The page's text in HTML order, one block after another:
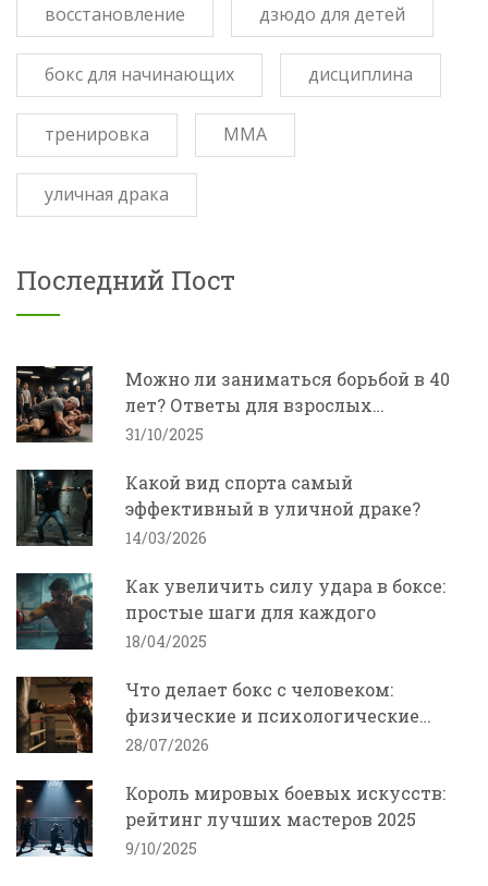
восстановление дзюдо для детей
бокс для начинающих дисциплина
тренировка ММА
уличная драка
Последний Пост
Можно ли заниматься борьбой в 40
лет? Ответы для взрослых
начинающих
31/10/2025
Какой вид спорта самый
эффективный в уличной драке?
14/03/2026
Как увеличить силу удара в боксе:
простые шаги для каждого
18/04/2025
Что делает бокс с человеком:
физические и психологические
изменения
28/07/2026
Король мировых боевых искусств:
рейтинг лучших мастеров 2025
9/10/2025